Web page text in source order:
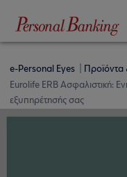
e-Personal Eyes
Προϊόντα
Eurolife ERB Ασφαλιστική:
εξυπηρέτησής σας